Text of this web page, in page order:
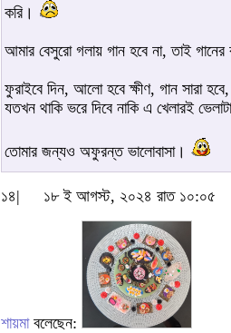
করি।
আমার বেসুরো গলায় গান হবে না, তাই গানের
ফুরাইবে দিন, আলো হবে ক্ষীণ, গান সারা হবে,
যতখন থাকি ভরে দিবে নাকি এ খেলারই
তোমার জন্যও অফুরন্ত ভালোবাসা।
১৪| ১৮ ই আগস্ট, ২০২৪ রাত ১০:০৫
শায়মাবলেছেন: